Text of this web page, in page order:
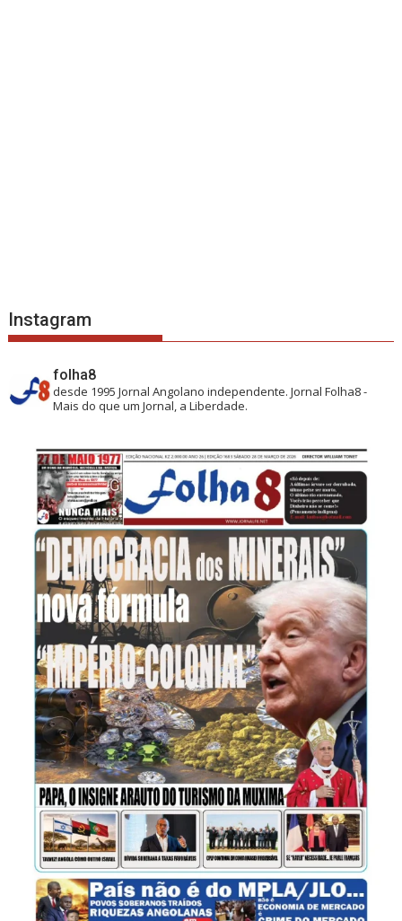
Instagram
folha8
desde 1995 Jornal Angolano independente.Jornal Folha8 -
Mais do que um Jornal, a Liberdade.